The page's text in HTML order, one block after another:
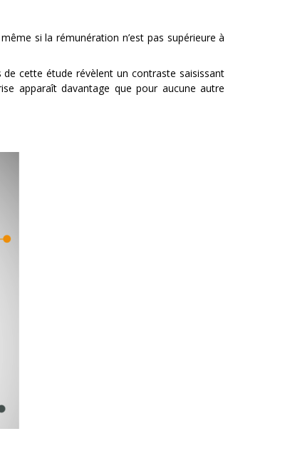
si la rémunération n’est pas supérieure à
de cette étude révèlent un contraste saisissant
apparaît davantage que pour aucune autre